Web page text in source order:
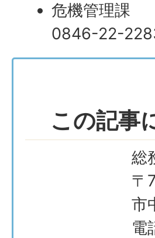
危機管理課
0846-22-
この記事
総
〒
市
電